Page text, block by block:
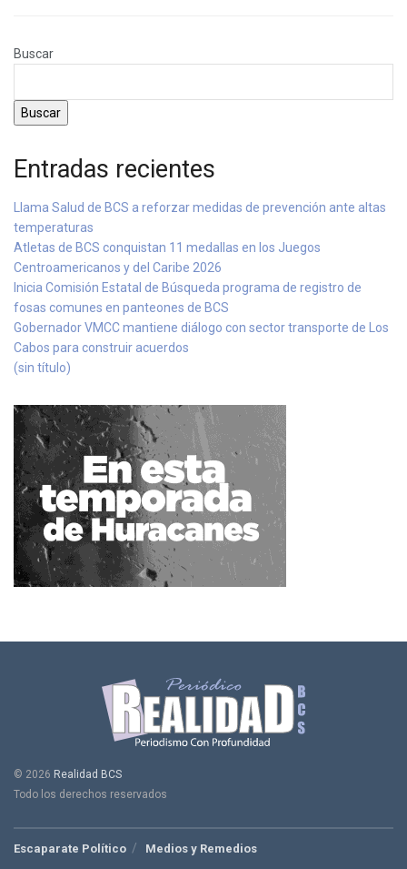
Buscar
Buscar
Entradas recientes
Llama Salud de BCS a reforzar medidas de prevención ante altas
temperaturas
Atletas de BCS conquistan 11 medallas en los Juegos
Centroamericanos y del Caribe 2026
Inicia Comisión Estatal de Búsqueda programa de registro de
fosas comunes en panteones de BCS
Gobernador VMCC mantiene diálogo con sector transporte de Los
Cabos para construir acuerdos
(sin título)
© 2026 Realidad BCS
Todo los derechos reservados
Escaparate Político Medios y Remedios